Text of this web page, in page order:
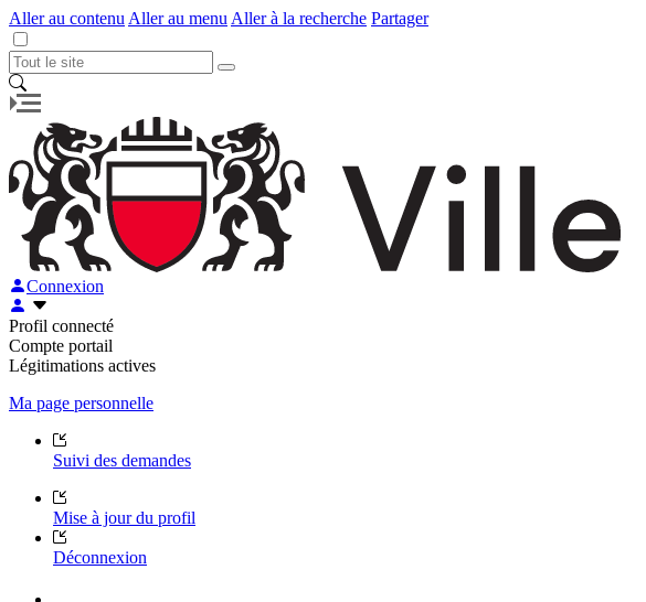
Aller au contenu Aller au menu Aller à la recherche Partager
Connexion
Profil connecté
Compte portail
Légitimations actives
Ma page personnelle
Suivi des demandes
Mise à jour du profil
Déconnexion